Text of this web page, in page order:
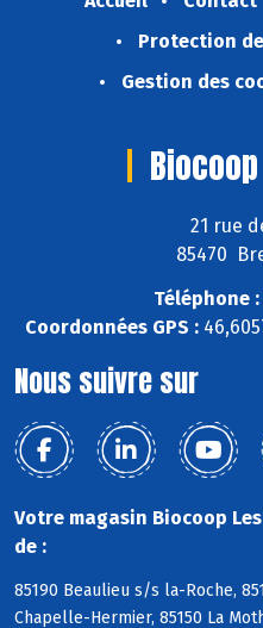
Protection
Gestion des
21 rue
85470
Téléphone :
Coordonnées GPS :
Nous suivre sur
Votre magasin Biocoop
de :
85190 Beaulieu s/s la-Roche,
Chapelle-Hermier, 85150 La